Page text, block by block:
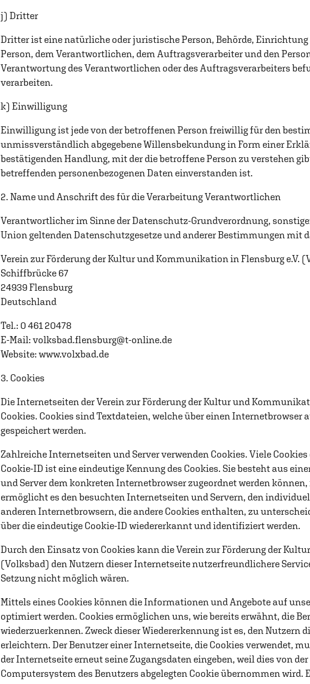
j) Dritter
Dritter ist eine natürliche oder juristische Person, Behörde, Einrichtung
Person, dem Verantwortlichen, dem Auftragsverarbeiter und den
Verantwortung des Verantwortlichen oder des Auftragsverarbeiters
verarbeiten.
k) Einwilligung
Einwilligung ist jede von der betroffenen Person freiwillig für den
unmissverständlich abgegebene Willensbekundung in Form einer
bestätigenden Handlung, mit der die betroffene Person zu verstehen
betreffenden personenbezogenen Daten einverstanden ist.
2. Name und Anschrift des für die Verarbeitung Verantwortlichen
Verantwortlicher im Sinne der Datenschutz-Grundverordnung,
Union geltenden Datenschutzgesetze und anderer Bestimmungen mit
Verein zur Förderung der Kultur und Kommunikation in Flensburg e.V.
Schiffbrücke 67
24939 Flensburg
Deutschland
Tel.: 0 461 20478
E-Mail: volksbad.flensburg@t-online.de
Website: www.volxbad.de
3. Cookies
Die Internetseiten der Verein zur Förderung der Kultur und
Cookies. Cookies sind Textdateien, welche über einen Internetbrowser
gespeichert werden.
Zahlreiche Internetseiten und Server verwenden Cookies. Viele
Cookie-ID ist eine eindeutige Kennung des Cookies. Sie besteht aus
und Server dem konkreten Internetbrowser zugeordnet werden können,
ermöglicht es den besuchten Internetseiten und Servern, den
anderen Internetbrowsern, die andere Cookies enthalten, zu
über die eindeutige Cookie-ID wiedererkannt und identifiziert werden.
Durch den Einsatz von Cookies kann die Verein zur Förderung der
(Volksbad) den Nutzern dieser Internetseite nutzerfreundlichere
Setzung nicht möglich wären.
Mittels eines Cookies können die Informationen und Angebote auf
optimiert werden. Cookies ermöglichen uns, wie bereits erwähnt, die
wiederzuerkennen. Zweck dieser Wiedererkennung ist es, den Nutzern
erleichtern. Der Benutzer einer Internetseite, die Cookies verwendet,
der Internetseite erneut seine Zugangsdaten eingeben, weil dies von
Computersystem des Benutzers abgelegten Cookie übernommen wird.